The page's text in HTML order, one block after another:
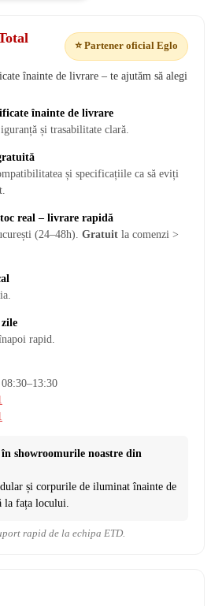
⭐ Partener oficial Eglo
înainte de livrare – te ajutăm să alegi
înainte de livrare
și trasabilitate clară.
și specificațiile ca să eviți
real – livrare rapidă
(24–48h). Gratuit la comenzi >
rapid.
în showroomurile noastre din
și corpurile de iluminat înainte de
la fața locului.
rapid de la echipa ETD.